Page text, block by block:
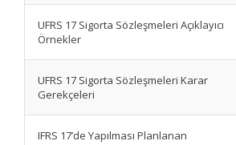
UFRS 17 Sigorta Sözleşmeleri Açıklayıcı
Örnekler
UFRS 17 Sigorta Sözleşmeleri Karar
Gerekçeleri
IFRS 17’de Yapılması Planlanan